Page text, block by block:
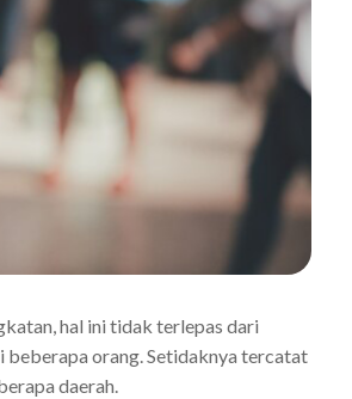
hal ini tidak terlepas dari
beberapa orang. Setidaknya tercatat
daerah.